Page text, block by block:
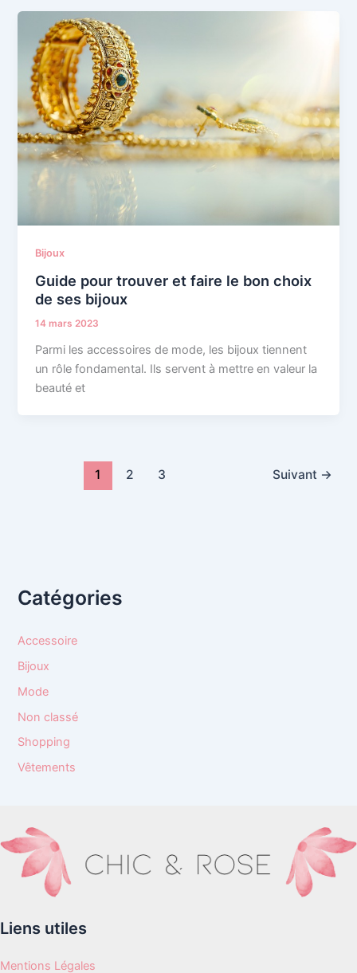
Bijoux
Guide pour trouver et faire le bon choix
de ses bijoux
14 mars 2023
Parmi les accessoires de mode, les bijoux tiennent
un rôle fondamental. Ils servent à mettre en valeur la
beauté et
1 2 3 Suivant →
Catégories
Accessoire
Bijoux
Mode
Non classé
Shopping
Vêtements
Liens utiles
Mentions Légales